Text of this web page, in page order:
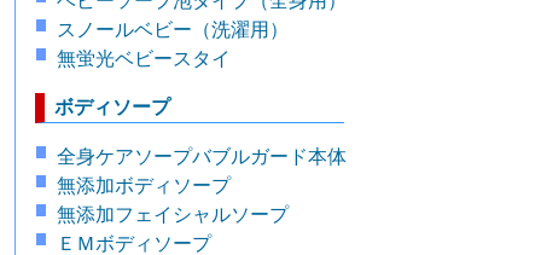
スノールベビー（洗濯用）
無蛍光ベビースタイ
ボディソープ
全身ケアソープバブルガード本体
無添加ボディソープ
無添加フェイシャルソープ
ＥＭボディソープ